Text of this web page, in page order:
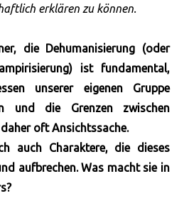
erklären zu können.
die Dehumanisierung (oder
ist fundamental,
unserer eigenen Gruppe
und die Grenzen zwischen
oft Ansichtssache.
auch Charaktere, die dieses
aufbrechen. Was macht sie in